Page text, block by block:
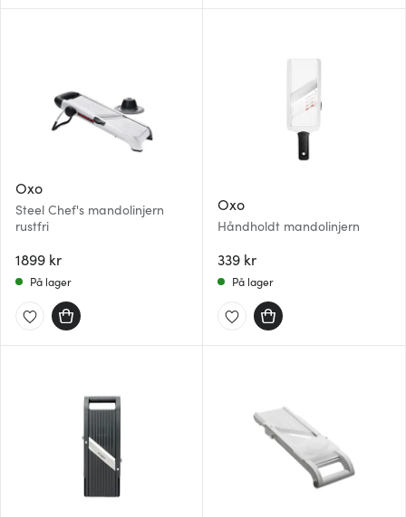
Oxo
Steel Chef's mandolinjern
rustfri
1899 kr
På lager
Oxo
Håndholdt mandolinjern
339 kr
På lager